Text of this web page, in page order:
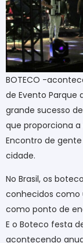
BOTECO -
de Evento Parque
grande sucesso
que proporciona
Encontro de
cidade.
No Brasil, os
conhecidos como
como ponto de
E o Boteco festa
acontecendo